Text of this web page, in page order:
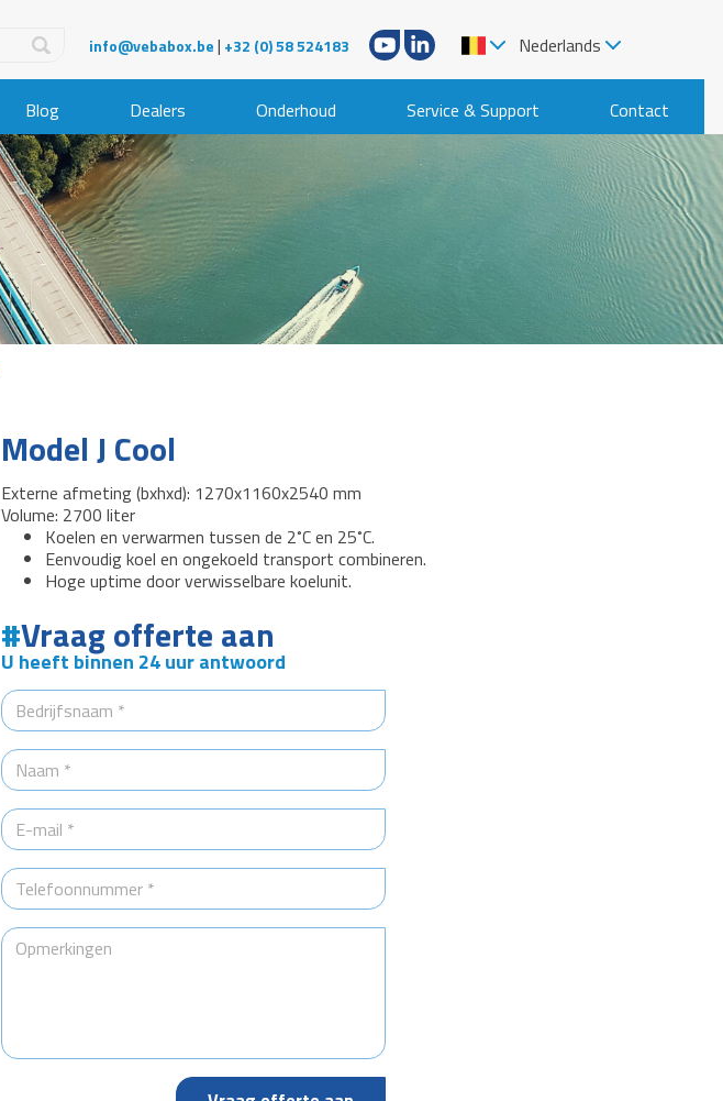
info@vebabox.be| +32 (0) 58 524183 Nederlands
Blog Dealers Onderhoud Service & Support Contact
Model J Cool
Externe afmeting (bxhxd): 1270x1160x2540 mm
Volume: 2700 liter
Koelen en verwarmen tussen de 2˚C en 25˚C.
Eenvoudig koel en ongekoeld transport combineren.
Hoge uptime door verwisselbare koelunit.
Vraag offerte aan
U heeft binnen 24 uur antwoord